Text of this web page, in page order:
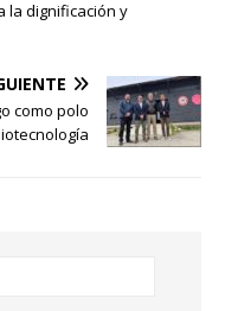
la dignificación y
como polo